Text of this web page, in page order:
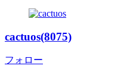
cactuos(8075)
フォロー